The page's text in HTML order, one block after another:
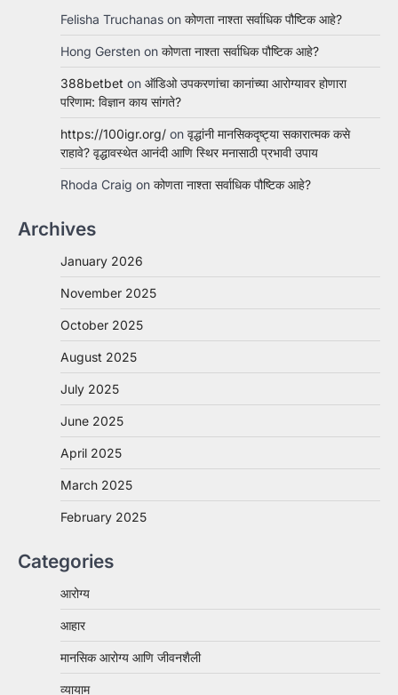
Felisha Truchanas on कोणता नाश्ता सर्वाधिक पौष्टिक आहे?
Hong Gersten on कोणता नाश्ता सर्वाधिक पौष्टिक आहे?
388betbet on ऑडिओ उपकरणांचा कानांच्या आरोग्यावर होणारा
परिणाम: विज्ञान काय सांगते?
https://100igr.org/ on वृद्धांनी मानसिकदृष्ट्या सकारात्मक कसे
राहावे? वृद्धावस्थेत आनंदी आणि स्थिर मनासाठी प्रभावी उपाय
Rhoda Craig on कोणता नाश्ता सर्वाधिक पौष्टिक आहे?
Archives
January 2026
November 2025
October 2025
August 2025
July 2025
June 2025
April 2025
March 2025
February 2025
Categories
आरोग्य
आहार
मानसिक आरोग्य आणि जीवनशैली
व्यायाम